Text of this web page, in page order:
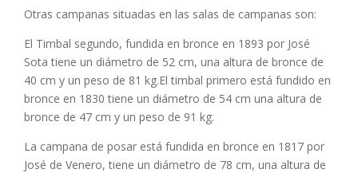
Otras campanas situadas en las salas de campanas son:
El Timbal segundo, fundida en bronce en 1893 por José
Sota tiene un diámetro de 52 cm, una altura de bronce de
40 cm y un peso de 81 kg.El timbal primero está fundido en
bronce en 1830 tiene un diámetro de 54 cm una altura de
bronce de 47 cm y un peso de 91 kg.
La campana de posar está fundida en bronce en 1817 por
José de Venero, tiene un diámetro de 78 cm, una altura de